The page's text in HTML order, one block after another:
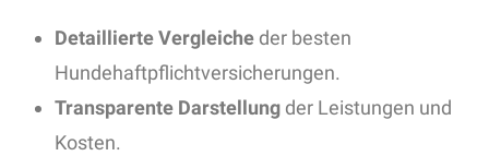
Detaillierte Vergleiche der besten
Hundehaftpflichtversicherungen.
Transparente Darstellung der Leistungen und
Kosten.